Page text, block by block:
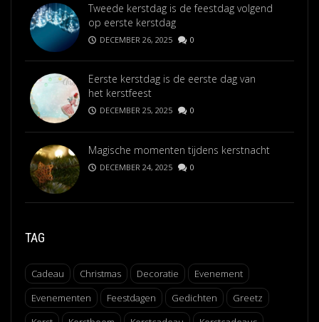
Tweede kerstdag is de feestdag volgend
op eerste kerstdag
DECEMBER 26, 2025 0
Eerste kerstdag is de eerste dag van
het kerstfeest
DECEMBER 25, 2025 0
Magische momenten tijdens kerstnacht
DECEMBER 24, 2025 0
TAG
Cadeau Christmas Decoratie
Evenement
Evenementen
Feestdagen Gedichten
Greetz